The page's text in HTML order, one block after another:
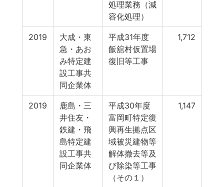
処理業務（減
容化処理）
2019
大成・東
急・あお
み特定建
設工事共
同企業体
平成31年度
飯舘村仮置場
復旧等工事
1,712
2019
鹿島・三
井住友・
鉄建・飛
島特定建
設工事共
同企業体
平成30年度
富岡町特定復
興再生拠点区
域被災建物等
解体撤去等及
び除染等工事
（その１）
1,147